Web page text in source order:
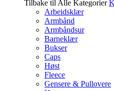
Tilbake til Alle Kategorier
Arbeidsklær
Armbånd
Armbåndsur
Barneklær
Bukser
Caps
Høst
Fleece
Gensere & Pullovere